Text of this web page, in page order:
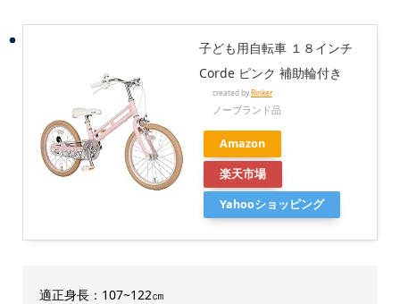
子ども用自転車 １８インチ
Corde ピンク 補助輪付き
created byRinker
ノーブランド品
Amazon
楽天市場
Yahooショッピング
適正身長：107~122㎝